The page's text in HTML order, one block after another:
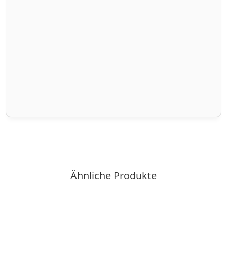
Ähnliche Produkte